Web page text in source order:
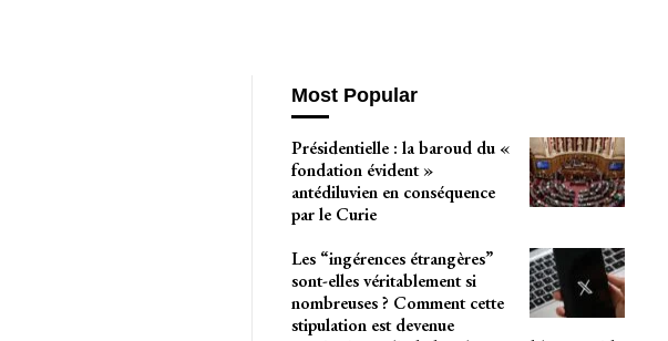
Most Popular
Présidentielle : la baroud du «
fondation évident »
antédiluvien en conséquence
par le Curie
Les “ingérences étrangères”
sont-elles véritablement si
nombreuses ? Comment cette
stipulation est devenue